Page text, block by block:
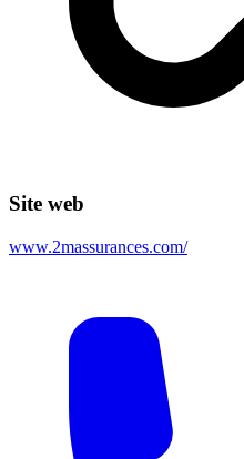
Site web
www.2massurances.com/